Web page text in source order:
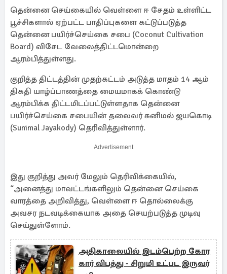
தென்னை செய்கையில் வெள்ளை ஈ சேதம் உள்ளிட்ட
பூச்சிகளால் ஏற்பட்ட பாதிப்புகளை கட்டுப்படுத்த
தென்னை பயிர்ச்செய்கை சபை (Coconut Cultivation
Board) விசேட வேலைத்திட்டமொன்றை
ஆரம்பித்துள்ளது.
குறித்த திட்டத்தின் முதற்கட்டம் அடுத்த மாதம் 14 ஆம்
திகதி யாழ்ப்பாணத்தை மையமாகக் கொண்டு
ஆரம்பிக்க திட்டமிடப்பட்டுள்ளதாக தென்னை
பயிர்ச்செய்கை சபையின் தலைவர் சுனிமல் ஜயகொடி
(Sunimal Jayakody) தெரிவித்துள்ளார்.
Advertisement
இது குறித்து அவர் மேலும் தெரிவிக்கையில்,
“அனைத்து மாவட்டங்களிலும் தென்னை செய்கை
வாரத்தை அறிவித்து, வெள்ளை ஈ தொல்லைக்கு
அவசர நடவடிக்கையாக அதை செயற்படுத்த முடிவு
செய்துள்ளோம்.
அதிகாலையில் இடம்பெற்ற கோர
கார் விபத்து - சிறுமி உட்பட இருவர்